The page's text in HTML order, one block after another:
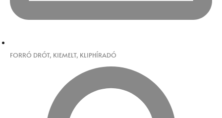
FORRÓ DRÓT, KIEMELT, KLIPHÍRADÓ